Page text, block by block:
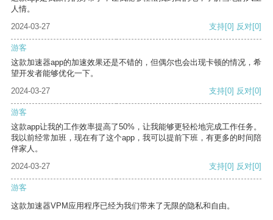
人情。
2024-03-27
支持[0] 反对[0]
游客
这款加速器app的加速效果还是不错的，但偶尔也会出现卡顿的情况，希
望开发者能够优化一下。
2024-03-27
支持[0] 反对[0]
游客
这款app让我的工作效率提高了50%，让我能够更轻松地完成工作任务。
我以前经常加班，现在有了这个app，我可以提前下班，有更多的时间陪
伴家人。
2024-03-27
支持[0] 反对[0]
游客
这款加速器VPM应用程序已经为我们带来了无限的隐私和自由。